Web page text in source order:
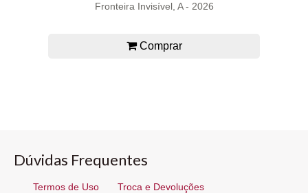
Fronteira Invisível, A - 2026
Comprar
Dúvidas Frequentes
Termos de Uso Troca e Devoluções